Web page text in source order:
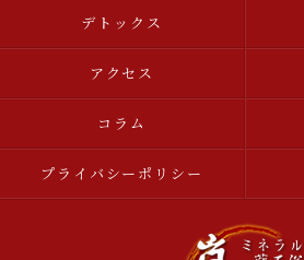
デトックス
アクセス
コラム
プライバシーポリシー